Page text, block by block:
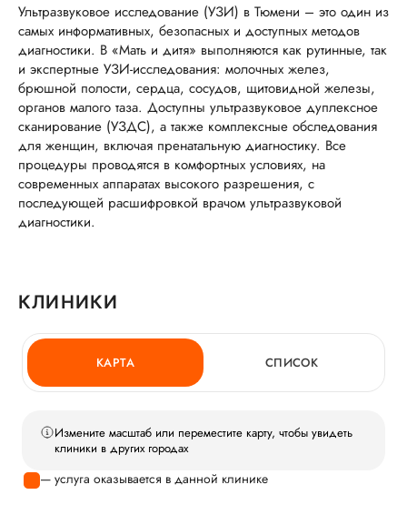
Ультразвуковое исследование (УЗИ) в Тюмени – это один из
самых информативных, безопасных и доступных методов
диагностики. В «Мать и дитя» выполняются как рутинные, так
и экспертные УЗИ-исследования: молочных желез,
брюшной полости, сердца, сосудов, щитовидной железы,
органов малого таза. Доступны ультразвуковое дуплексное
сканирование (УЗДС), а также комплексные обследования
для женщин, включая пренатальную диагностику. Все
процедуры проводятся в комфортных условиях, на
современных аппаратах высокого разрешения, с
последующей расшифровкой врачом ультразвуковой
диагностики.
КЛИНИКИ
КАРТА СПИСОК
Измените масштаб или переместите карту, чтобы увидеть
клиники в других городах
— услуга оказывается в данной клинике